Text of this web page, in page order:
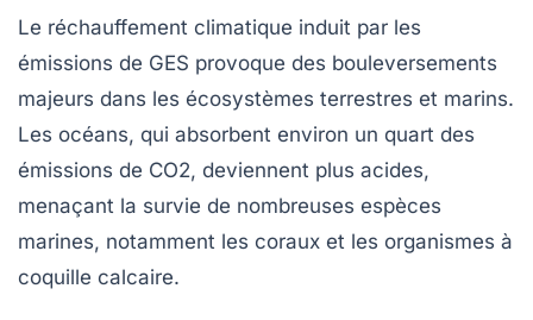
Le réchauffement climatique induit par les
émissions de GES provoque des bouleversements
majeurs dans les écosystèmes terrestres et marins.
Les océans, qui absorbent environ un quart des
émissions de CO2, deviennent plus acides,
menaçant la survie de nombreuses espèces
marines, notamment les coraux et les organismes à
coquille calcaire.